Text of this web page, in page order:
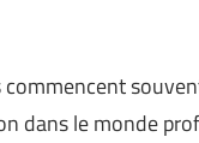
dans le monde